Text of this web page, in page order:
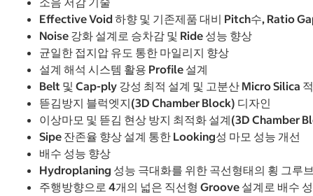
Effective Void 하향 및 기존제품 대비 Pitch수, Ratio
Noise 강화 설계로 승차감 및 Ride 성능 향상
균일한 접지압 유도 통한 마일리지 향상
설계 해석 시스템 활용 Profile 설계
Belt 및 Cap-ply 강성 최적 설계 및 고분산 Micro Silica
뜯김방지 블럭엣지(3D Chamber Block) 디자인
이상마모 및 뜯김 현상 방지 최적화 설계(3D Chamber
Sipe 잔존율 향상 설계 통한 Looking성 마모 성능 개선
배수 성능 향상
Hydroplaning 성능 극대화를 위한 곡선형태의 횡 그루
주행방향으로 4개의 넓은 직선형 Groove 설계로 배수